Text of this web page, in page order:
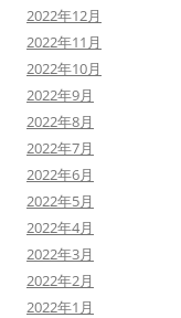
2022年12月
2022年11月
2022年10月
2022年9月
2022年8月
2022年7月
2022年6月
2022年5月
2022年4月
2022年3月
2022年2月
2022年1月